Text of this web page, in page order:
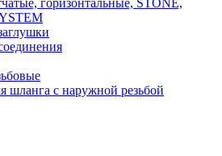
горизонтальные, STONE,
шланга с наружной резьбой